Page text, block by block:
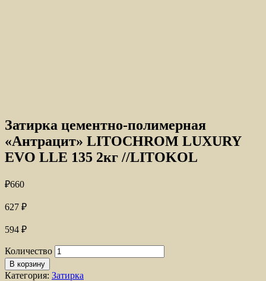
Затирка цементно-полимерная
«Антрацит» LITOCHROM LUXURY
EVO LLE 135 2кг //LITOKOL
₽660
627 ₽
594 ₽
Количество
В корзину
Категория: Затирка